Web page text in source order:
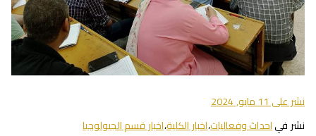
نشر على11 مايو, 2024
نشر فياحداث وفعاليات،اخبار الكلية،اخبار قسم الجيولوجيا